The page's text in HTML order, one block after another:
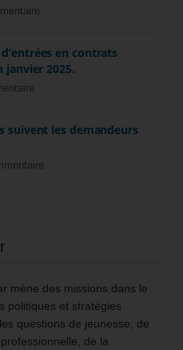
en contrats
janvier 2025.
suivent les demandeurs
mène des missions dans le
politiques et stratégies
questions de jeunesse, de
professionnelle, de la